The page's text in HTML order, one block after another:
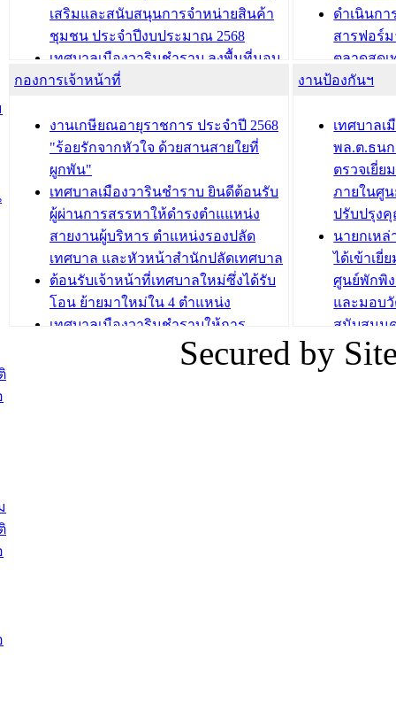
บทความ อื่นๆ ... บทความ อื่นๆ ...
เสริมและสนับสนุนการจำหน่ายสินค้า
ชุมชน ประจำปีงบประมาณ 2568
เทศบาลเมืองวารินชำราบ ลงพื้นที่มอบ
น้ำดื่มแก่ผู้พักอาศัย ณ ศูนย์พักพิง
กองสวัสดิการสังคม เทศบาลเมือง
วารินชำราบ จัดโครงการอบรมอาชีพ
ระยะสั้น ประจำปี 2568 (หลักสูตรการ
ถักทอผลิตภัณฑ์จากถุงพลาสติก)
บทความ อื่นๆ ...
ดำเนินกา
สารฟอร์
ตลาดสดเ
วารินชำร
ถนนแก่เ
เด็กเล็ก
เทศบาลเ
ปรึกษาห
วัยของอ
บทความ อื่นๆ ...
กองการเจ้าหน้าที่
งานเกษียณอายุราชการ ประจำปี 2568
"ร้อยรักจากหัวใจ ด้วยสานสายใยที่
ผูกพัน"
เทศบาลเมืองวารินชำราบ ยินดีต้อนรับ
ผู้ผ่านการสรรหาให้ดำรงตำแแหน่ง
สายงานผู้บริหาร ตำแหน่งรองปลัด
เทศบาล และหัวหน้าสำนักปลัดเทศบาล
ต้อนรับเจ้าหน้าที่เทศบาลใหม่ซึ่งได้รับ
โอน ย้ายมาใหม่ใน 4 ตำแหน่ง
เทศบาลเมืองวารินชำราบให้การ
ต้อนรับพนักงานเทศบาลผู้ผ่านการ
สรรหาให้ดำรงตำแหน่งสายงานผู้
งานป้องกันฯ
เทศบาลเ
พล.ต.ธน
ตรวจเยี่ย
ภายในศู
ปรับปรุง
นายกเห
ได้เข้าเยี่
ศูนย์พักพิ
และมอบ
สนับสนุน
ภัยน้ำท่วม
ภาพบรร
Secured by